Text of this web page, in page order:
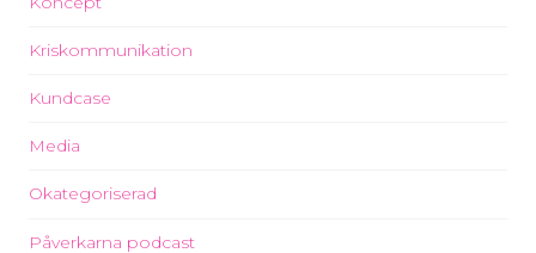
Kriskommunikation
Kundcase
Media
Okategoriserad
Påverkarna podcast